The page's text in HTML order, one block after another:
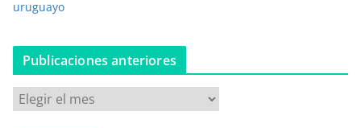
uruguayo
Publicaciones anteriores
u